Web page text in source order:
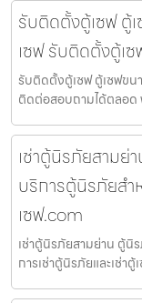
รับติดตั้งตู้เซฟ ตู้
เซฟ รับติดตั้งตู้เ
รับติดตั้งตู้เซฟ ตู้เซฟขน
ติดต่อสอบถามได้ตลอด
เช่าตู้นิรภัยสามย่
บริการตู้นิรภัยสำ
เซฟ.com
เช่าตู้นิรภัยสามย่าน ตู้นิ
การเช่าตู้นิรภัยและเช่า